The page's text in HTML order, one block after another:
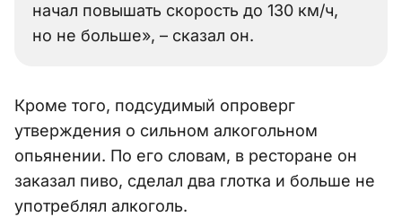
начал повышать скорость до 130 км/ч,
но не больше», – сказал он.
Кроме того, подсудимый опроверг
утверждения о сильном алкогольном
опьянении. По его словам, в ресторане он
заказал пиво, сделал два глотка и больше не
употреблял алкоголь.